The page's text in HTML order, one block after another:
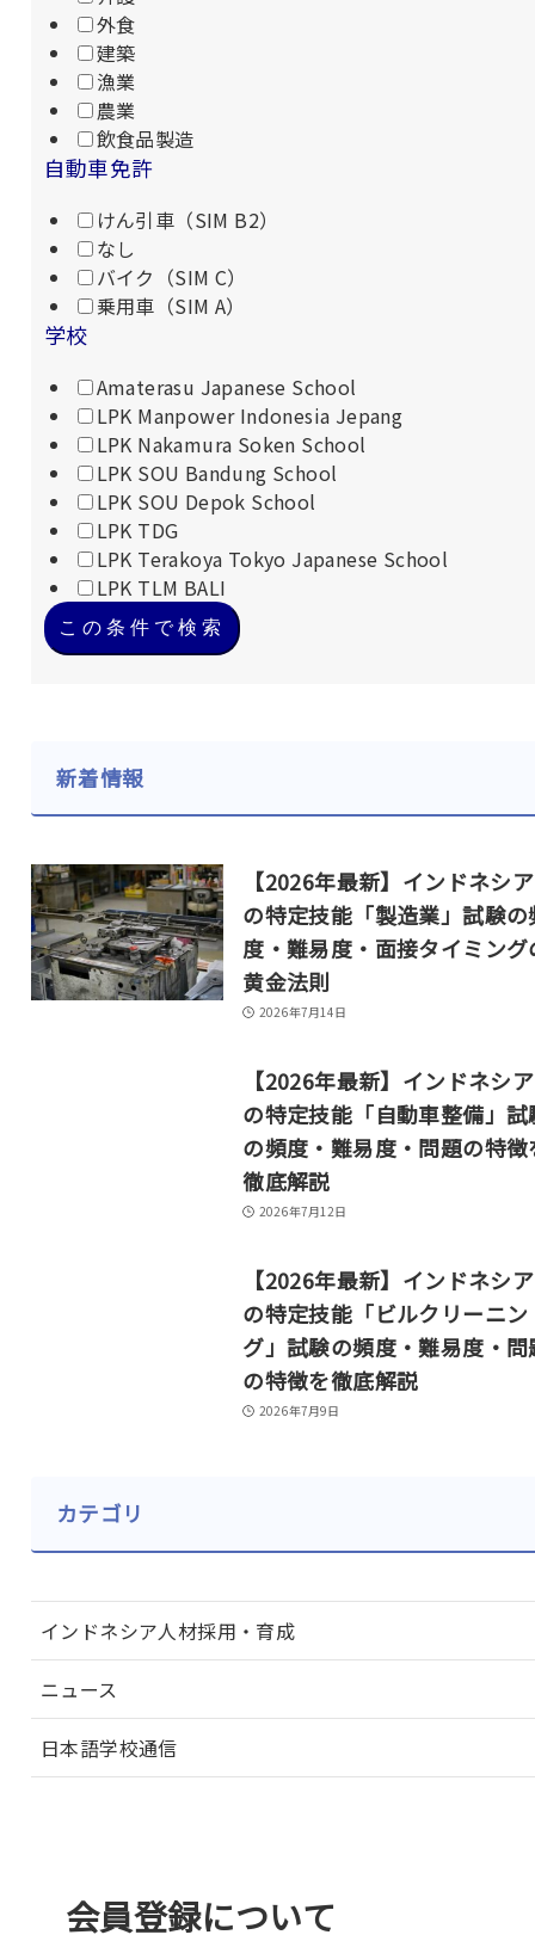
外食
建築
漁業
農業
飲食品製造
自動車免許
けん引車（SIM B2）
なし
バイク（SIM C）
乗用車（SIM A）
学校
Amaterasu Japanese School
LPK Manpower Indonesia Jepang
LPK Nakamura Soken School
LPK SOU Bandung School
LPK SOU Depok School
LPK TDG
LPK Terakoya Tokyo Japanese School
LPK TLM BALI
この条件で検索
新着情報
【2026年最新】インドネシ
の特定技能「製造業」試験の
度・難易度・面接タイミング
黄金法則
2026年7月14日
【2026年最新】インドネシ
の特定技能「自動車整備」試
の頻度・難易度・問題の特徴
徹底解説
2026年7月12日
【2026年最新】インドネシ
の特定技能「ビルクリーニン
グ」試験の頻度・難易度・問
の特徴を徹底解説
2026年7月9日
カテゴリ
インドネシア人材採用・育成
ニュース
日本語学校通信
会員登録について